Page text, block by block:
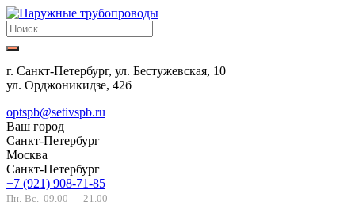
г. Санкт-Петербург, ул. Бестужевская, 10
ул. Орджоникидзе, 42б
optspb@setivspb.ru
Ваш город
Санкт-Петербург
Москва
Санкт-Петербург
+7 (921) 908-71-85
Пн.-Вс. 09.00 — 21.00